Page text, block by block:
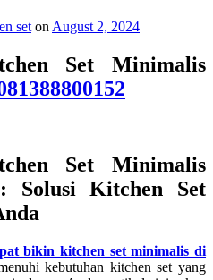
set on August 2, 2024
Set Minimalis
Set Minimalis
Solusi Kitchen Set
bikin kitchen set minimalis di
kebutuhan kitchen set yang